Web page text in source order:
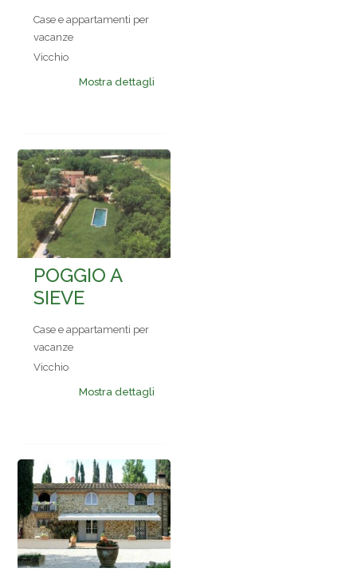
Case e appartamenti per
vacanze
Vicchio
Mostra dettagli
POGGIO A
SIEVE
Case e appartamenti per
vacanze
Vicchio
Mostra dettagli